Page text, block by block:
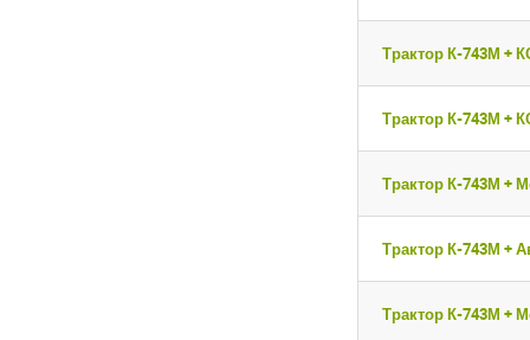
Трактор К-743М +
Трактор К-743М +
Трактор К-743М +
Трактор К-743М +
Трактор К-743М +